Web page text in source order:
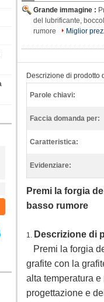
Grande immagine :
del lubrificante,
rumore
Miglior
Descrizione di prodotto
Parole chiavi:
Faccia domanda per:
Caratteristica:
Evidenziare:
Premi la forgia
basso rumore
1. Descrizione di
Premi la forgia
grafite con la
alta temperatura
progettazione e